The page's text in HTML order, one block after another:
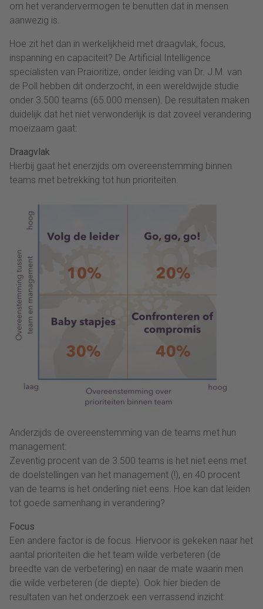
om het verandervermogen te benutten dat in mensen
aanwezig is.
Hoe zit het dan in werkelijkheid met draagvlak, focus,
inspanning en capaciteit? De Artificial Intelligence
specialisten van Praioritize, onder leiding van Dr. J.M. van
de Poll hebben dit onderzocht, in een wereldwijde studie
onder 3.500 teams (65.000 mensen). De resultaten maken
duidelijk dat het niet verwonderlijk is dat zoveel verandering
moeizaam gaat:
Draagvlak
Hierbij gaat het enerzijds om overeenstemming binnen
teams met betrekking tot hun prioriteiten.
Anderzijds de overeenstemming van de teams met hun
management:
Zeventig procent van de 3.500 teams is het niet eens met
de doelstellingen van het management (!), en 40 procent
van de teams is het onderling niet eens. Hoe kan dat leiden
tot goede samenhang in verandering?
Focus
Een andere factor is de focus. Hiervoor is gekeken naar het
aantal prioriteiten die het team wilde verbeteren (de
breedte van de verbetering) en naar de mate waarin men
die wilde verbeteren (de diepte). Ook hier bieden de
resultaten van het onderzoek een verrassend inzicht: